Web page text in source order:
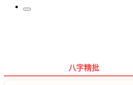
八字精批